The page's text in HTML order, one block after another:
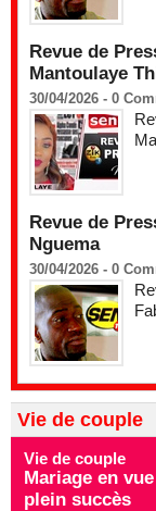
Revue de
Mantoulaye
30/04/2026 - 0
Revue de
Nguema
30/04/2026 - 0
Vie de couple
Vie de couple
Mariage en
plein succès